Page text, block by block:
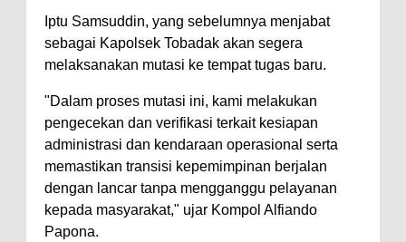
Iptu Samsuddin, yang sebelumnya menjabat
sebagai Kapolsek Tobadak akan segera
melaksanakan mutasi ke tempat tugas baru.
"Dalam proses mutasi ini, kami melakukan
pengecekan dan verifikasi terkait kesiapan
administrasi dan kendaraan operasional serta
memastikan transisi kepemimpinan berjalan
dengan lancar tanpa mengganggu pelayanan
kepada masyarakat," ujar Kompol Alfiando
Papona.